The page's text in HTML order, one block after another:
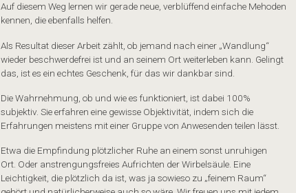
Auf diesem Weg lernen wir gerade neue, verblüffend einfache Mehoden
kennen, die ebenfalls helfen.
Als Resultat dieser Arbeit zählt, ob jemand nach einer „Wandlung“
wieder beschwerdefrei ist und an seinem Ort weiterleben kann. Gelingt
das, ist es ein echtes Geschenk, für das wir dankbar sind.
Die Wahrnehmung, ob und wie es funktioniert, ist dabei 100%
subjektiv. Sie erfahren eine gewisse Objektivität, indem sich die
Erfahrungen meistens mit einer Gruppe von Anwesenden teilen lässt.
Etwa die Empfindung plötzlicher Ruhe an einem sonst unruhigen
Ort. Oder anstrengungsfreies Aufrichten der Wirbelsäule. Eine
Leichtigkeit, die plötzlich da ist, was ja sowieso zu „feinem Raum“